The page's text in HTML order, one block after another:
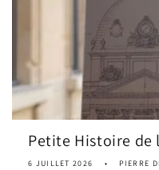
Petite Histoire de
6 JUILLET 2026 PIERRE